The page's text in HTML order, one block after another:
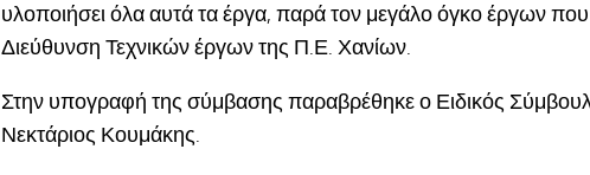
υλοποιήσει όλα αυτά τα έργα, παρά τον μεγάλο όγκο έργων που
Διεύθυνση Τεχνικών έργων της Π.Ε. Χανίων.
Στην υπογραφή της σύμβασης παραβρέθηκε ο Ειδικός
Νεκτάριος Κουμάκης.